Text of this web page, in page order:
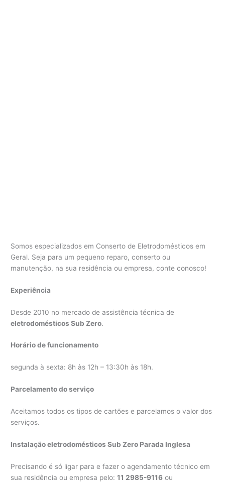
Somos especializados em Conserto de Eletrodomésticos em
Geral. Seja para um pequeno reparo, conserto ou
manutenção, na sua residência ou empresa, conte conosco!
Experiência
Desde 2010 no mercado de assistência técnica de
eletrodomésticos Sub Zero.
Horário de funcionamento
segunda à sexta: 8h às 12h – 13:30h às 18h.
Parcelamento do serviço
Aceitamos todos os tipos de cartões e parcelamos o valor dos
serviços.
Instalação eletrodomésticos Sub Zero Parada Inglesa
Precisando é só ligar para e fazer o agendamento técnico em
sua residência ou empresa pelo:11 2985-9116 ou